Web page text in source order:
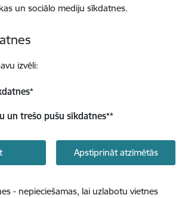
un sociālo mediju sīkdatnes.
izvēli:
*
un trešo pušu sīkdatnes**
Apstiprināt atzīmētās
- nepieciešamas, lai uzlabotu vietnes